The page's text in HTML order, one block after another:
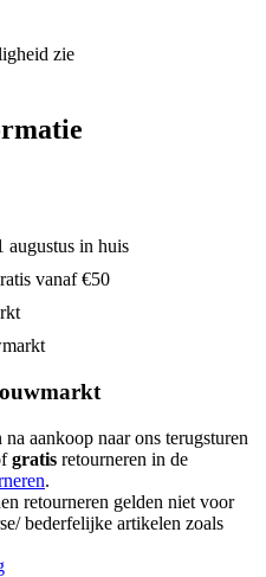
zie
augustus in huis
vanaf €50
aankoop naar ons terugsturen
gratis retourneren in de
.
retourneren gelden niet voor
bederfelijke artikelen zoals